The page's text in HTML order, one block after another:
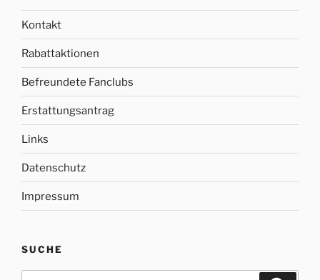
Kontakt
Rabattaktionen
Befreundete Fanclubs
Erstattungsantrag
Links
Datenschutz
Impressum
SUCHE